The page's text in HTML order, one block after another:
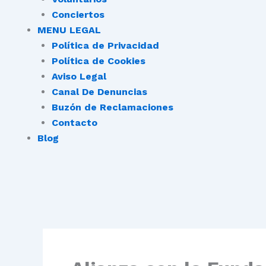
Conciertos
MENU LEGAL
Política de Privacidad
Política de Cookies
Aviso Legal
Canal De Denuncias
Buzón de Reclamaciones
Contacto
Blog